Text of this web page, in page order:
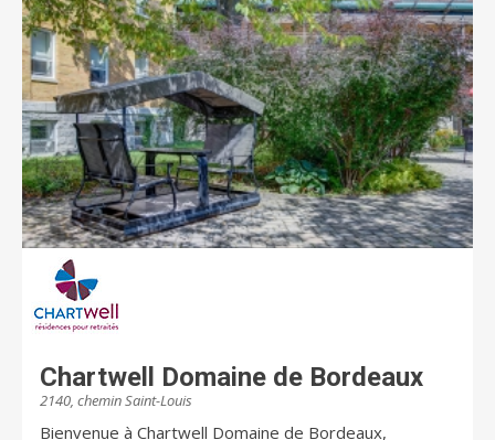
Chartwell Domaine de Bordeaux
2140, chemin Saint-Louis
Bienvenue à Chartwell Domaine de Bordeaux,